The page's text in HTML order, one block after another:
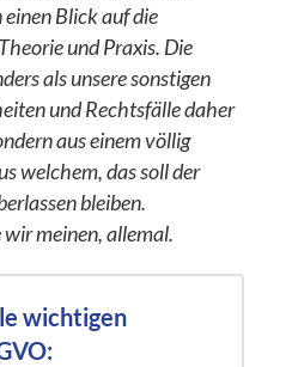
Blick auf die
und Praxis. Die
als unsere sonstigen
und Rechtsfälle daher
aus einem völlig
welchem, das soll der
bleiben.
meinen, allemal.
wichtigen